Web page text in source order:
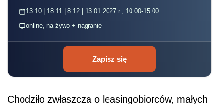
13.10 | 18.11 | 8.12 | 13.01.2027 r., 10:00-15:00
online, na żywo + nagranie
Zapisz się
Chodziło zwłaszcza o leasingobiorców, małych